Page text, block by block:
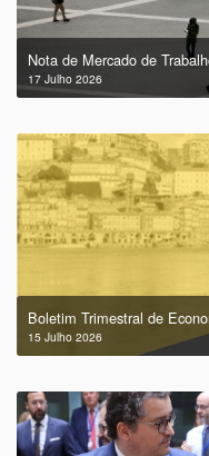
Nota de Mercado de
17 Julho 2026
Boletim Trimestral de
15 Julho 2026